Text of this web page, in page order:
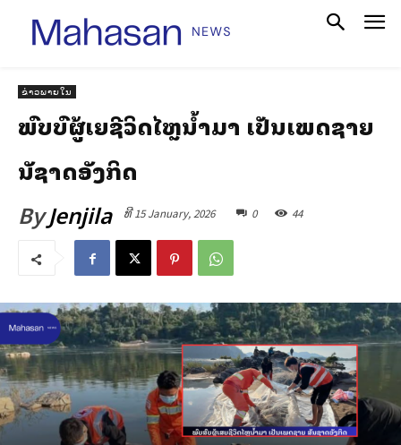
ຂ່າວພາຍໃນ
ພົບສົບຜູ້ເສຍຊີວິດໄຫຼນ້ຳມາ ເປັນເພດຊາຍ
ສັນຊາດອັງກິດ
ByJenjila ທີ 15 January, 2026 0 44